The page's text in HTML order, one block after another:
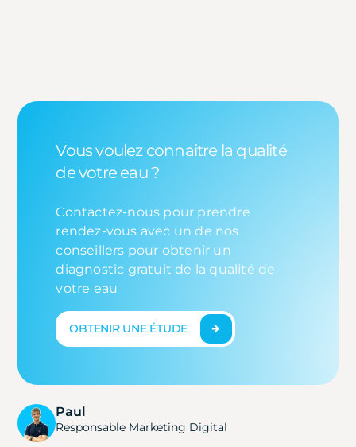
Vous voulez connaitre la qualité
de votre eau ?
Contactez-nous pour prendre
rendez-vous avec un de nos
conseillers pour obtenir un
diagnostic gratuit de la qualité de
votre eau
OBTENIR UNE ÉTUDE
Paul
Responsable Marketing Digital